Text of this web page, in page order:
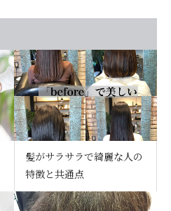
髪がサラサラで綺麗な人の
特徴と共通点